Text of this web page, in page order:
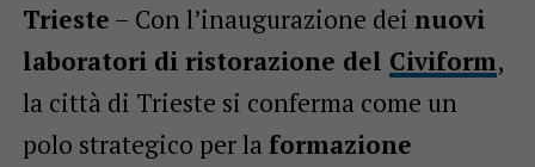
Trieste – Con l’inaugurazione dei nuovi
laboratori di ristorazione del Civiform,
la città di Trieste si conferma come un
polo strategico per la formazione